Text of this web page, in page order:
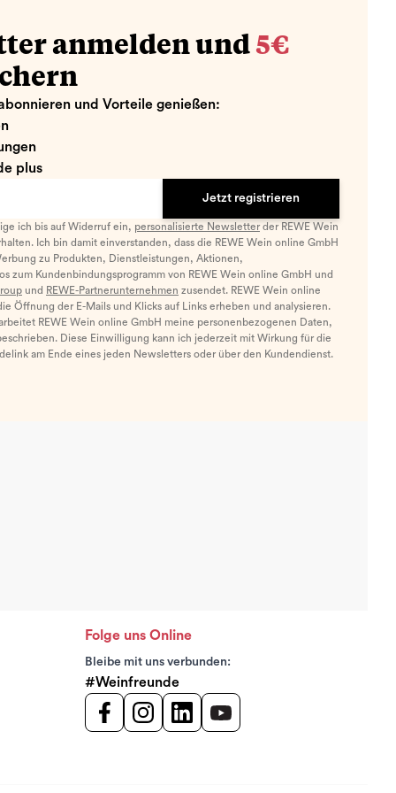
anmelden und 5€
und Vorteile genießen:
plus
Jetzt registrieren
ich bis auf Widerruf ein, personalisierte Newsletterder REWE Wein
Ich bin damit einverstanden, dass die REWE Wein online GmbH
zu Produkten, Dienstleistungen, Aktionen,
zum Kundenbindungsprogramm von REWE Wein online GmbH und
und REWE-Partnerunternehmen zusendet. REWE Wein online
Öffnung der E-Mails und Klicks auf Links erheben und analysieren.
REWE Wein online GmbH meine personenbezogenen Daten,
Diese Einwilligung kann ich jederzeit mit Wirkung für die
am Ende eines jeden Newsletters oder über den Kundendienst.
Folge uns Online
Bleibe mit uns verbunden:
#Weinfreunde